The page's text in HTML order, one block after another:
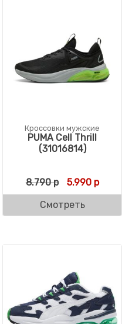
Кроссовки мужские
PUMA Cell Thrill
(31016814)
8.790р 5.990р
Смотреть